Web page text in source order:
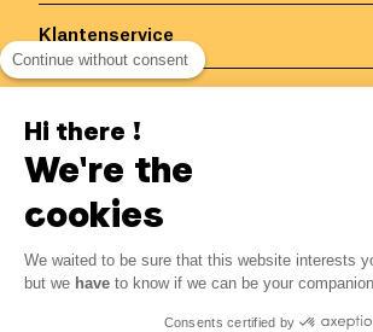
Klantenservice
België/ NL
Alle rechten voorbehouden
Continue without consent
Hi there !
We're the
cookies
We waited to be sure that this website interests
but we have to know if we can be your
Consents certified by